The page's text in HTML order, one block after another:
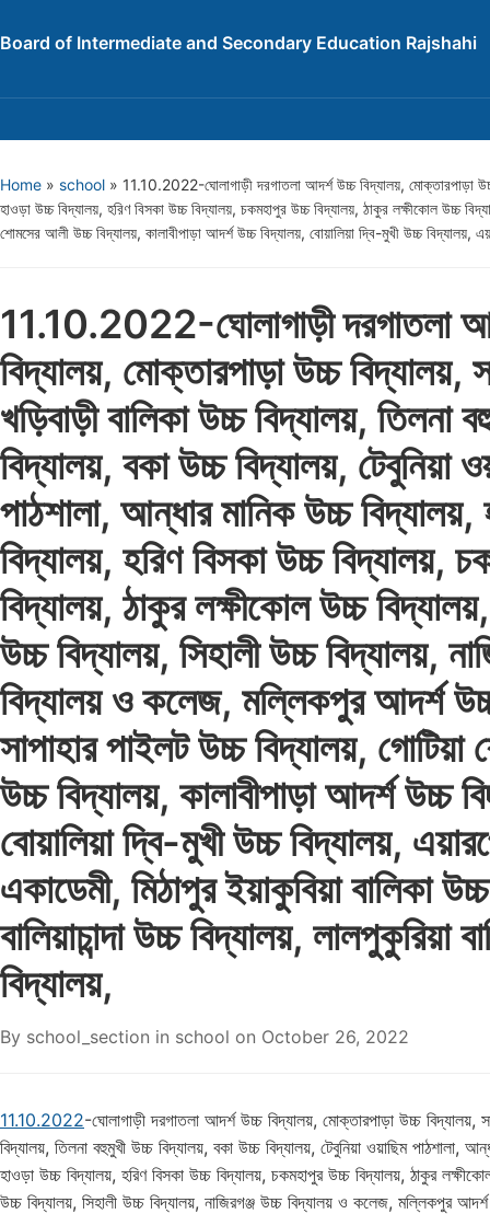
Board of Intermediate and Secondary Education Rajshahi
Home » school » 11.10.2022-ঘোলাগাড়ী দরগাতলা আদর্শ উচ্চ বিদ্যালয়, মোক্তারপাড়া উচ্চ
হাওড়া উচ্চ বিদ্যালয়, হরিণ বিসকা উচ্চ বিদ্যালয়, চকমহাপুর উচ্চ বিদ্যালয়, ঠাকুর লক্ষীকোল উচ্চ
শোমসের আলী উচ্চ বিদ্যালয়, কালাবীপাড়া আদর্শ উচ্চ বিদ্যালয়, বোয়ালিয়া দ্বি-মুখী উচ্চ বিদ্যালয়,
11.10.2022-ঘোলাগাড়ী দরগাতলা
বিদ্যালয়, মোক্তারপাড়া উচ্চ বিদ্যালয়,
খড়িবাড়ী বালিকা উচ্চ বিদ্যালয়, তিলনা
বিদ্যালয়, বকা উচ্চ বিদ্যালয়, টেবুনিয়া
পাঠশালা, আন্ধার মানিক উচ্চ বিদ্যালয়,
বিদ্যালয়, হরিণ বিসকা উচ্চ বিদ্যালয়,
বিদ্যালয়, ঠাকুর লক্ষীকোল উচ্চ
উচ্চ বিদ্যালয়, সিহালী উচ্চ বিদ্যালয়,
বিদ্যালয় ও কলেজ, মল্লিকপুর আদর্শ
সাপাহার পাইলট উচ্চ বিদ্যালয়,
উচ্চ বিদ্যালয়, কালাবীপাড়া আদর্শ উচ্চ
বোয়ালিয়া দ্বি-মুখী উচ্চ বিদ্যালয়,
একাডেমী, মিঠাপুর ইয়াকুবিয়া বালিকা
বালিয়াচান্দা উচ্চ বিদ্যালয়, লালপুকুরিয়া
বিদ্যালয়,
By school_section in school on October 26, 2022
11.10.2022-ঘোলাগাড়ী দরগাতলা আদর্শ উচ্চ বিদ্যালয়, মোক্তারপাড়া উচ্চ বিদ্যালয়,
বিদ্যালয়, তিলনা বহুমুখী উচ্চ বিদ্যালয়, বকা উচ্চ বিদ্যালয়, টেবুনিয়া ওয়াছিম পাঠশালা,
হাওড়া উচ্চ বিদ্যালয়, হরিণ বিসকা উচ্চ বিদ্যালয়, চকমহাপুর উচ্চ বিদ্যালয়, ঠাকুর
উচ্চ বিদ্যালয়, সিহালী উচ্চ বিদ্যালয়, নাজিরগঞ্জ উচ্চ বিদ্যালয় ও কলেজ, মল্লিকপুর আদর্শ